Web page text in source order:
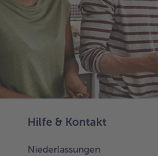
Hilfe & Kontakt
Niederlassungen